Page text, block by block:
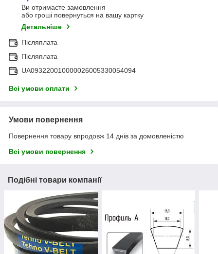
Ви отримаєте замовлення
або гроші повернуться на вашу картку
Детальніше
Післяплата
Післяплата
UA093220010000026005330054094
Всі умови оплати
Умови повернення
Повернення товару впродовж 14 днів за домовленістю
Всі умови повернення
Подібні товари компанії